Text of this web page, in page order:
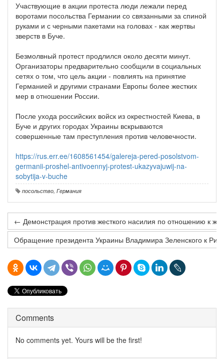
Участвующие в акции протеста люди лежали перед
воротами посольства Германии со связанными за спиной
руками и с черными пакетами на головах - как жертвы
зверств в Буче.
Безмолвный протест продлился около десяти минут.
Организаторы предварительно сообщили в социальных
сетях о том, что цель акции - повлиять на принятие
Германией и другими странами Европы более жестких
мер в отношении России.
После ухода российских войск из окрестностей Киева, в
Буче и других городах Украины вскрываются
совершенные там преступления против человечности.
https://rus.err.ee/1608561454/galereja-pered-posolstvom-
germanii-proshel-antivoennyj-protest-ukazyvajuwij-na-
sobytija-v-buche
посольство, Германия
← Демонстрация против жесткого насилия по отношению к
Обращение президента Украины Владимира Зеленского к
Comments
No comments yet. Yours will be the first!